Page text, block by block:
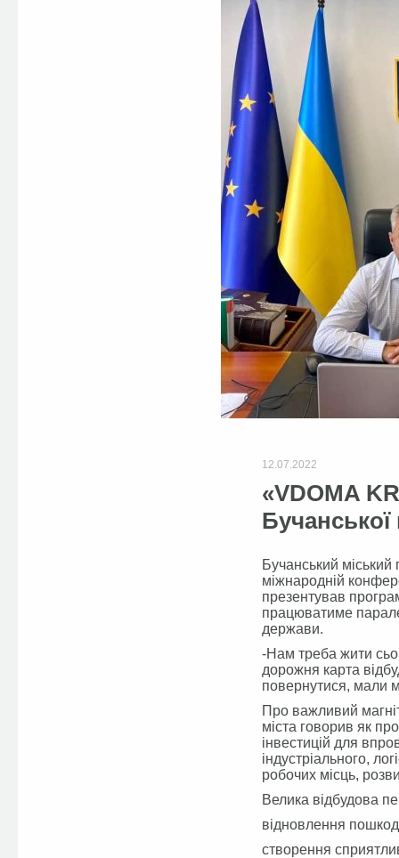
12.07.2022
«VDOMA
Бучанський міський
міжнародній
презентував
працюватиме
держави.
-Нам треба жити
дорожня карта
повернутися, мали
Про важливий
міста говорив як
інвестицій для
індустріального,
робочих місць,
Велика відбудова
відновлення
створення